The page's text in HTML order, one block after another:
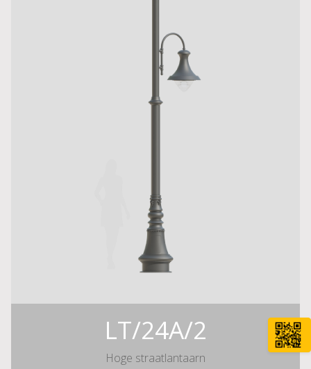
LT/24A/2
Hoge straatlantaarn